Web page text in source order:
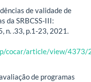
de validade de
da SRBCSS-III:
n. .33, p.1-23, 2021.
cocar/article/view/4373/
de programas